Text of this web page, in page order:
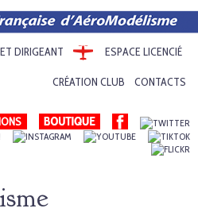
DIRIGEANT ESPACE LICENCIÉ
CRÉATION CLUB CONTACTS